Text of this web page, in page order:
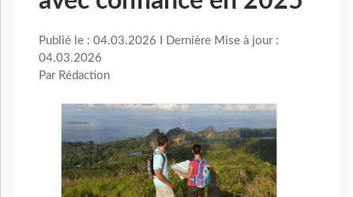
Publié le : 04.03.2026 I Dernière Mise à jour :
04.03.2026
Par Rédaction